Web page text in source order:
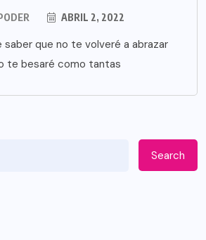
ABRIL 2, 2022
saber que no te volveré a abrazar
te besaré como tantas
Search